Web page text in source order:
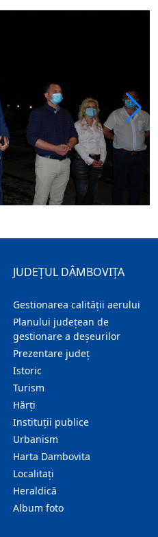
JUDEȚUL DÂMBOVIȚA
Gestionarea calității aerului
Planului județean de
gestionare a deșeurilor
Prezentare judeţ
Istoric
Turism
Hărţi
Instituţii publice
Urbanism
Harta Dambovita
Localitaţi
Heraldică
Album foto